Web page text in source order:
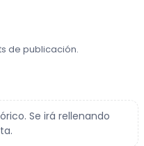
de publicación.
Se irá rellenando